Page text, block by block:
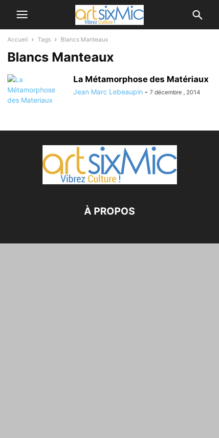
Accueil Tags Blancs Manteaux
Blancs Manteaux
La Métamorphose des Matériaux
Jean Marc Lebeaupin - 7 décembre , 2014
À PROPOS